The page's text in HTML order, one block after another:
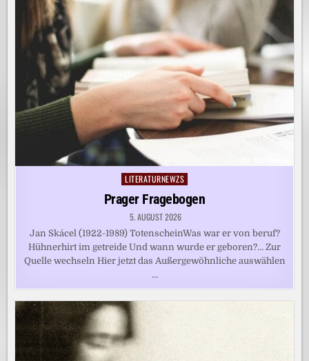
Posted
LITERATURNEWZS
Prager Fragebogen
5. AUGUST 2026
Jan Skácel (1922-1989) TotenscheinWas war er von beruf?
Hühnerhirt im getreide Und wann wurde er geboren?… Zur
Quelle wechseln Hier jetzt das Außergewöhnliche auswählen
…